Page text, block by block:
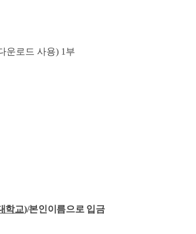
운로드 사용) 1 부
학교)/본인이름으로 입금